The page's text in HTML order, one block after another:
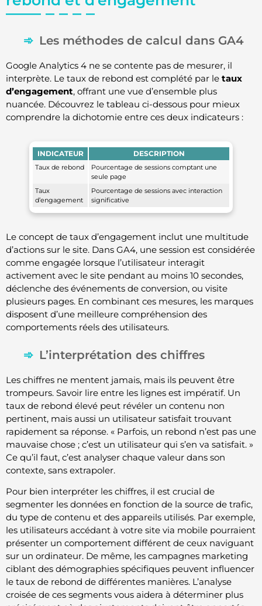
Les méthodes de calcul dans GA4
Google Analytics 4 ne se contente pas de mesurer, il
interprète. Le taux de rebond est complété par le taux
d’engagement, offrant une vue d’ensemble plus
nuancée. Découvrez le tableau ci-dessous pour mieux
comprendre la dichotomie entre ces deux indicateurs :
INDICATEUR DESCRIPTION
Taux de rebond
Pourcentage de sessions comptant une
seule page
Taux
d’engagement
Pourcentage de sessions avec interaction
significative
Le concept de taux d’engagement inclut une multitude
d’actions sur le site. Dans GA4, une session est considérée
comme engagée lorsque l’utilisateur interagit
activement avec le site pendant au moins 10 secondes,
déclenche des événements de conversion, ou visite
plusieurs pages. En combinant ces mesures, les marques
disposent d’une meilleure compréhension des
comportements réels des utilisateurs.
L’interprétation des chiffres
Les chiffres ne mentent jamais, mais ils peuvent être
trompeurs. Savoir lire entre les lignes est impératif. Un
taux de rebond élevé peut révéler un contenu non
pertinent, mais aussi un utilisateur satisfait trouvant
rapidement sa réponse. « Parfois, un rebond n’est pas une
mauvaise chose ; c’est un utilisateur qui s’en va satisfait. »
Ce qu’il faut, c’est analyser chaque valeur dans son
contexte, sans extrapoler.
Pour bien interpréter les chiffres, il est crucial de
segmenter les données en fonction de la source de trafic,
du type de contenu et des appareils utilisés. Par exemple,
les utilisateurs accédant à votre site via mobile pourraient
présenter un comportement différent de ceux naviguant
sur un ordinateur. De même, les campagnes marketing
ciblant des démographies spécifiques peuvent influencer
le taux de rebond de différentes manières. L’analyse
croisée de ces segments vous aidera à déterminer plus